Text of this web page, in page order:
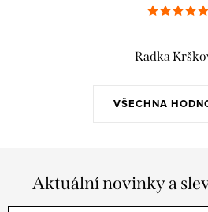
VŠECHNA
Radka
Aktuální novinky a